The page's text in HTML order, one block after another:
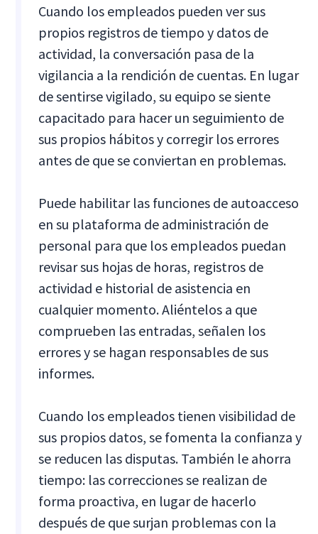
Cuando los empleados pueden ver sus
propios registros de tiempo y datos de
actividad, la conversación pasa de la
vigilancia a la rendición de cuentas. En lugar
de sentirse vigilado, su equipo se siente
capacitado para hacer un seguimiento de
sus propios hábitos y corregir los errores
antes de que se conviertan en problemas.
Puede habilitar las funciones de autoacceso
en su plataforma de administración de
personal para que los empleados puedan
revisar sus hojas de horas, registros de
actividad e historial de asistencia en
cualquier momento. Aliéntelos a que
comprueben las entradas, señalen los
errores y se hagan responsables de sus
informes.
Cuando los empleados tienen visibilidad de
sus propios datos, se fomenta la confianza y
se reducen las disputas. También le ahorra
tiempo: las correcciones se realizan de
forma proactiva, en lugar de hacerlo
después de que surjan problemas con la